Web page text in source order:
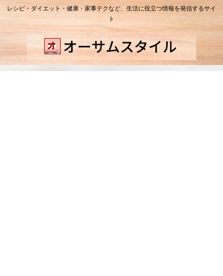
レシピ・ダイエット・健康・家事テクなど、生活に役立つ情報を発信するサイ
ト